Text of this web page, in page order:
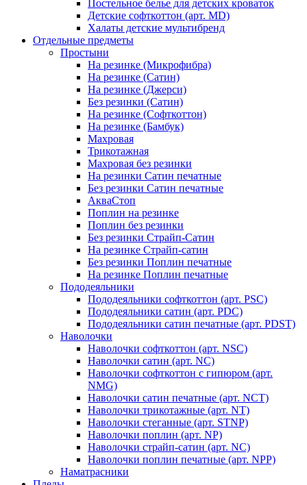
Постельное белье для детских кроваток
Детские софткоттон (арт. MD)
Халаты детские мультибренд
Отдельные предметы
Простыни
На резинке (Микрофибра)
На резинке (Сатин)
На резинке (Джерси)
Без резинки (Сатин)
На резинке (Софткоттон)
На резинке (Бамбук)
Махровая
Трикотажная
Махровая без резинки
На резинки Сатин печатные
Без резинки Сатин печатные
АкваСтоп
Поплин на резинке
Поплин без резинки
Без резинки Страйп-Сатин
На резинке Страйп-сатин
Без резинки Поплин печатные
На резинке Поплин печатные
Пододеяльники
Пододеяльники софткоттон (арт. PSC)
Пододеяльники сатин (арт. PDC)
Пододеяльники сатин печатные (арт. PDST)
Наволочки
Наволочки софткоттон (арт. NSC)
Наволочки сатин (арт. NC)
Наволочки софткоттон с гипюром (арт.
NMG)
Наволочки сатин печатные (арт. NCT)
Наволочки трикотажные (арт. NT)
Наволочки стеганные (арт. STNP)
Наволочки поплин (арт. NP)
Наволочки страйп-сатин (арт. NC)
Наволочки поплин печатные (арт. NPP)
Наматрасники